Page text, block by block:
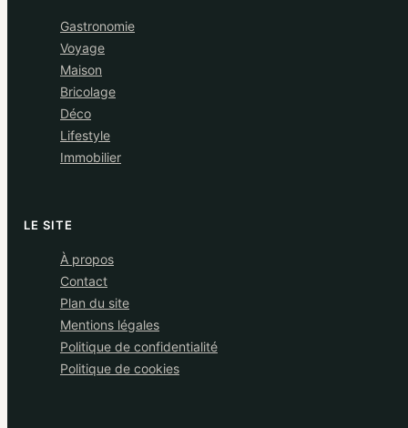
Gastronomie
Voyage
Maison
Bricolage
Déco
Lifestyle
Immobilier
LE SITE
À propos
Contact
Plan du site
Mentions légales
Politique de confidentialité
Politique de cookies